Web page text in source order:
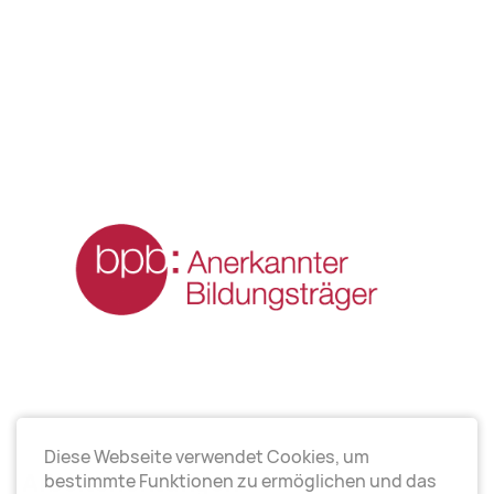
Arbeitsrichtungen
Diese Webseite verwendet Cookies, um
bestimmte Funktionen zu ermöglichen und das